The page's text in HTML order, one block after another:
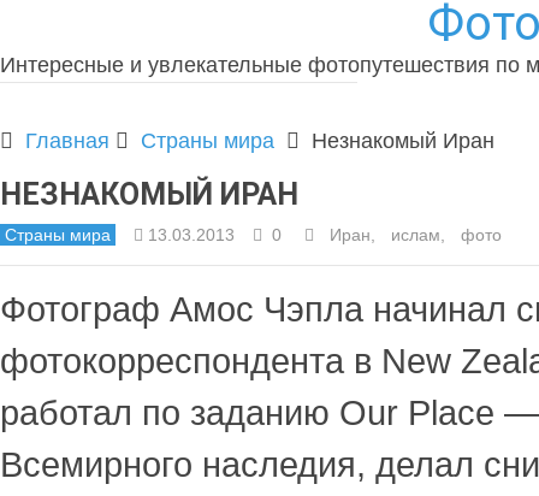
Интересные и увлекательные фотопутешествия по
Главная Страны мира Незнакомый Иран
НЕЗНАКОМЫЙ ИРАН
Страны мира 13.03.2013 0 Иран ислам фото
Фотограф Амос Чэпла начинал
фотокорреспондента в New
работал по заданию Our Place
Всемирного наследия, делал